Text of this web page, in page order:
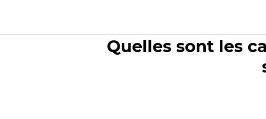
Quelles sont les